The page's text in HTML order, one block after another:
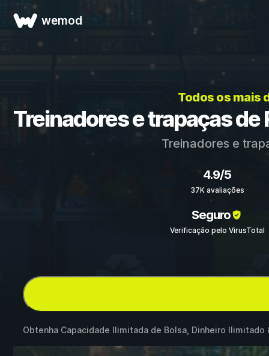
wemod
Todos os mais
Treinadores e trapaças
Treinadores e
4.9/5
37K avaliações
Seguro
Verificação pelo VirusTotal
Obtenha Capacidade Ilimitada de Bolsa, Dinheiro Ilimitado